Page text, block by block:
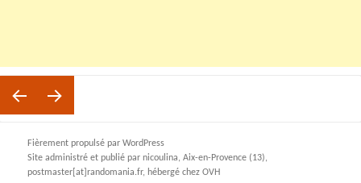
des
publications
Page
PAGE19
Page
Fièrement propulsé par WordPress
Site administré et publié par nicoulina, Aix-en-Provence (13),
postmaster[at]randomania.fr, hébergé chez OVH